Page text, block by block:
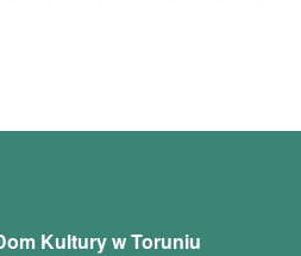
Kultury w Toruniu